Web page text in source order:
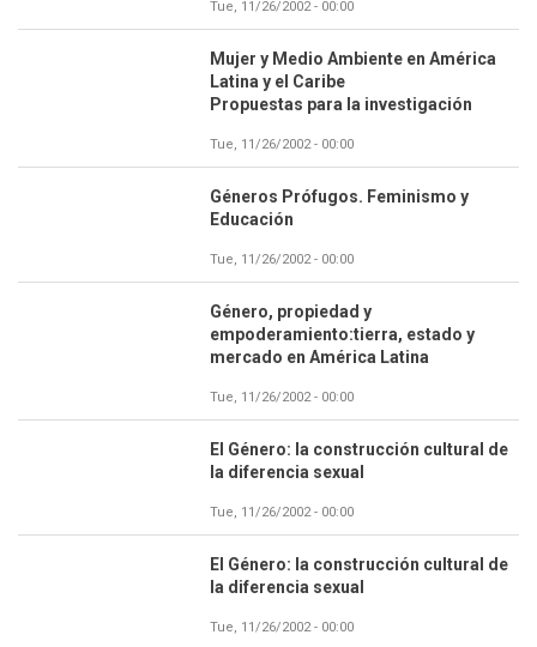
Tue, 11/26/2002 - 00:00
Mujer y Medio Ambiente en América
Latina y el Caribe
Propuestas para la investigación
Tue, 11/26/2002 - 00:00
Géneros Prófugos. Feminismo y
Educación
Tue, 11/26/2002 - 00:00
Género, propiedad y
empoderamiento:tierra, estado y
mercado en América Latina
Tue, 11/26/2002 - 00:00
El Género: la construcción cultural de
la diferencia sexual
Tue, 11/26/2002 - 00:00
El Género: la construcción cultural de
la diferencia sexual
Tue, 11/26/2002 - 00:00